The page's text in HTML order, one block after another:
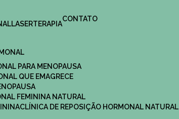
LASERTERAPIA
CONTATO
PARA MENOPAUSA
QUE EMAGRECE
FEMININA NATURAL
CLÍNICA DE REPOSIÇÃO HORMONAL NATURAL